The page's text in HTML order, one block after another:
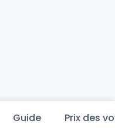
Guide Prix des